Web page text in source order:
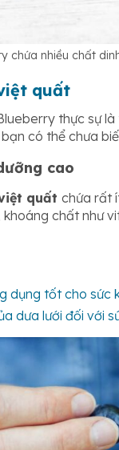
chứa nhiều chất
quất
thực sự
có thể chưa
cao
quất chứa rất
chất như
dụng tốt cho sức
dưa lưới đối với